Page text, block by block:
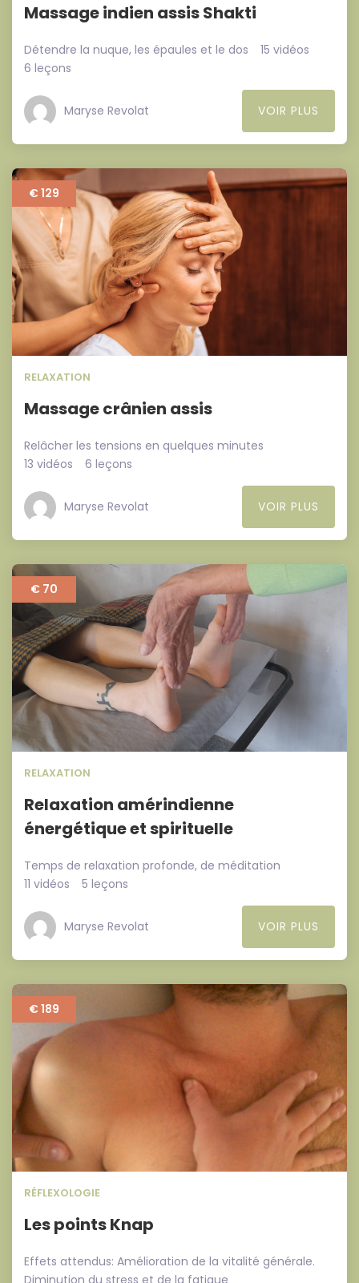
Massage indien assis Shakti
Détendre la nuque, les épaules et le dos
15 vidéos
6 leçons
Maryse Revolat VOIR PLUS
€ 129
RELAXATION
Massage crânien assis
Relâcher les tensions en quelques minutes
13 vidéos
6 leçons
Maryse Revolat VOIR PLUS
€ 70
RELAXATION
Relaxation amérindienne
énergétique et spirituelle
Temps de relaxation profonde, de méditation
11 vidéos
5 leçons
Maryse Revolat VOIR PLUS
€ 189
RÉFLEXOLOGIE
Les points Knap
Effets attendus: Amélioration de la vitalité générale.